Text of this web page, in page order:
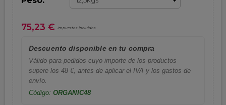
75,23 € Impuestos incluidos
Descuento disponible en tu compra
Válido para pedidos cuyo importe de los productos
supere los 48 €, antes de aplicar el IVA y los gastos de
envío.
Código: ORGANIC48